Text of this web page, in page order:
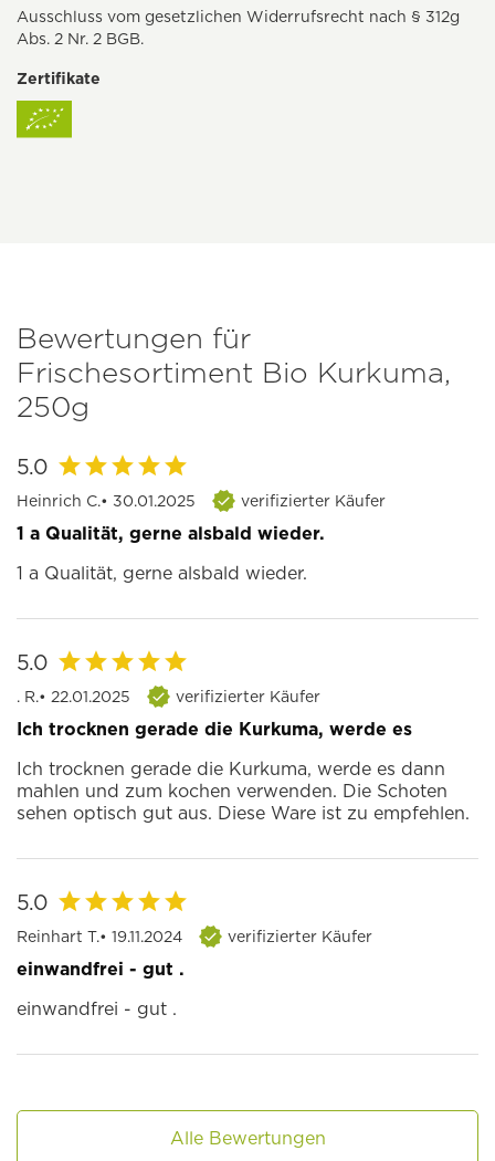
Ausschluss vom gesetzlichen Widerrufsrecht nach § 312g
Abs. 2 Nr. 2 BGB.
Zertifikate
Bewertungen für
Frischesortiment Bio Kurkuma,
250g
5.0
Heinrich C.• 30.01.2025 verifizierter Käufer
1 a Qualität, gerne alsbald wieder.
1 a Qualität, gerne alsbald wieder.
5.0
. R.• 22.01.2025 verifizierter Käufer
Ich trocknen gerade die Kurkuma, werde es
Ich trocknen gerade die Kurkuma, werde es dann
mahlen und zum kochen verwenden. Die Schoten
sehen optisch gut aus. Diese Ware ist zu empfehlen.
5.0
Reinhart T.• 19.11.2024 verifizierter Käufer
einwandfrei - gut .
einwandfrei - gut .
Alle Bewertungen